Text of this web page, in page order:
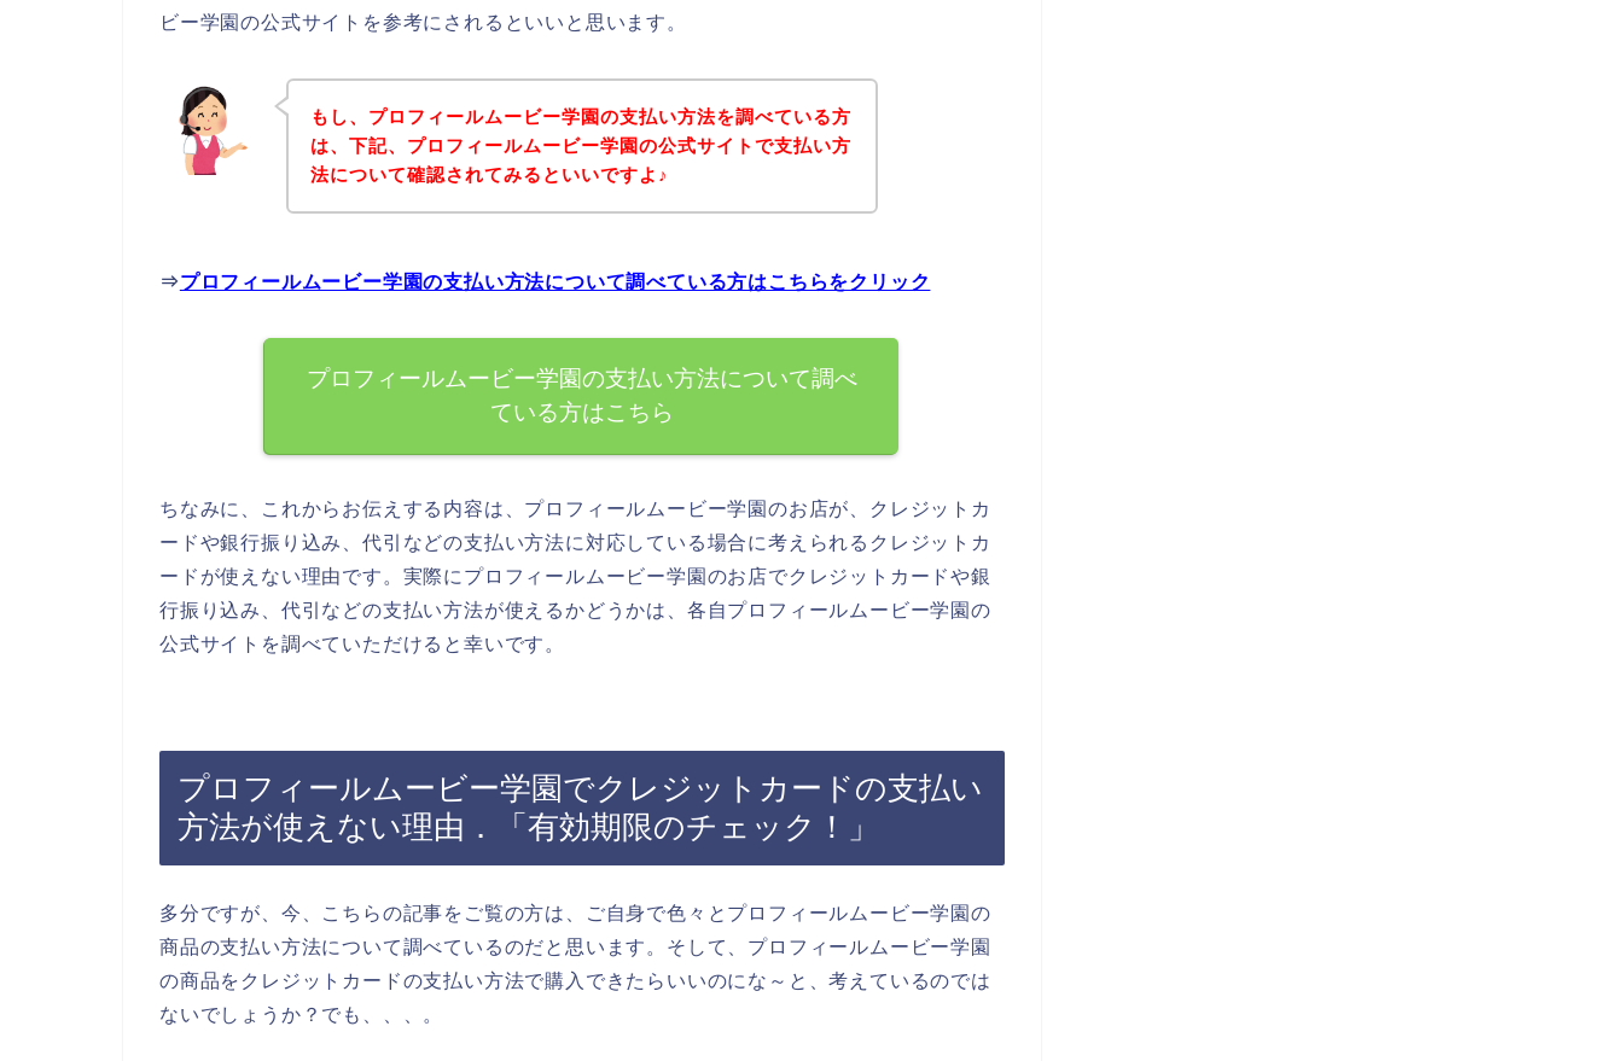
ビー学園の公式サイトを参考にされるといいと思います。
もし、プロフィールムービー学園の支払い方法を調べている方
は、下記、プロフィールムービー学園の公式サイトで支払い方
法について確認されてみるといいですよ♪
⇒プロフィールムービー学園の支払い方法について調べている方はこちらをクリック
プロフィールムービー学園の支払い方法について調べ
ている方はこちら
ちなみに、これからお伝えする内容は、プロフィールムービー学園のお店が、クレジットカ
ードや銀行振り込み、代引などの支払い方法に対応している場合に考えられるクレジットカ
ードが使えない理由です。実際にプロフィールムービー学園のお店でクレジットカードや銀
行振り込み、代引などの支払い方法が使えるかどうかは、各自プロフィールムービー学園の
公式サイトを調べていただけると幸いです。
プロフィールムービー学園でクレジットカードの支払い
方法が使えない理由．「有効期限のチェック！」
多分ですが、今、こちらの記事をご覧の方は、ご自身で色々とプロフィールムービー学園の
商品の支払い方法について調べているのだと思います。そして、プロフィールムービー学園
の商品をクレジットカードの支払い方法で購入できたらいいのにな～と、考えているのでは
ないでしょうか？でも、、、。